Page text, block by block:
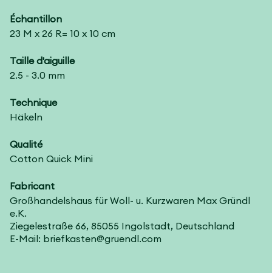
Échantillon
23 M x 26 R= 10 x 10 cm
Taille d'aiguille
2.5 - 3.0 mm
Technique
Häkeln
Qualité
Cotton Quick Mini
Fabricant
Großhandelshaus für Woll- u. Kurzwaren Max Gründl
e.K.
Ziegelestraße 66, 85055 Ingolstadt, Deutschland
E-Mail: briefkasten@gruendl.com